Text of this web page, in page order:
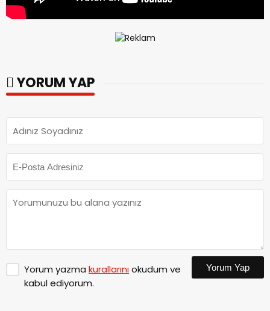
YORUM YAP
Yorum yazma kurallarınıokudum ve
kabul ediyorum.
Yorum Yap